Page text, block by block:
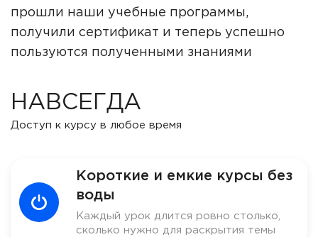
прошли наши учебные программы,
получили сертификат и теперь успешно
пользуются полученными знаниями
НАВСЕГДА
Доступ к курсу в любое время
Короткие и емкие курсы без
воды
Каждый урок длится ровно столько,
сколько нужно для раскрытия темы